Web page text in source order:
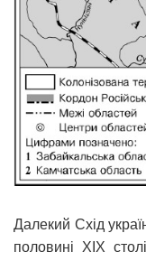
Далекий Схід
половині ХІХ